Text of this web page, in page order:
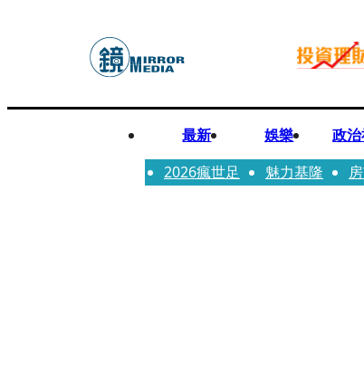
最新 娛樂 政
2026瘋世足
魅力基隆